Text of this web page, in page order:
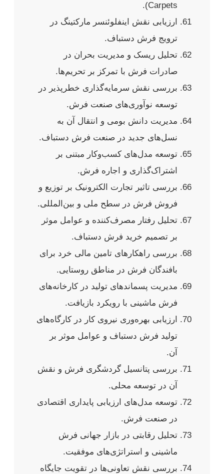
Carpets).
ارزیابی نقش اینفلوئنسر مارکتینگ در
ترویج فرش دستباف.
تحلیل ریسک و مدیریت بحران در
صادرات فرش با تمرکز بر تحریم‌ها.
بررسی نقش سرمایه‌گذاری خطرپذیر در
توسعه نوآوری‌های صنعت فرش.
مدیریت دانش بومی و انتقال آن به
نسل‌های جدید در صنعت فرش دستباف.
توسعه مدل‌های کسب‌وکار مبتنی بر
اشتراک‌گذاری و اجاره فرش.
بررسی تاثیر تجارت الکترونیک بر توزیع و
فروش فرش در سطح ملی و بین‌المللی.
تحلیل رفتار مصرف‌کننده و عوامل موثر
بر تصمیم خرید فرش دستباف.
بررسی راهکارهای تامین مالی خرد برای
بافندگان فرش در مناطق روستایی.
مدیریت پسماندهای تولید در کارخانه‌های
فرش ماشینی با رویکرد بازیافت.
ارزیابی بهره‌وری نیروی کار در کارگاه‌های
تولید فرش دستباف و عوامل موثر بر
آن.
بررسی پتانسیل گردشگری فرش و نقش
آن در توسعه محلی.
توسعه مدل‌های ارزیابی پایداری اقتصادی
در صنعت فرش.
تحلیل رقابتی در بازار جهانی فرش
ماشینی و استراتژی‌های موفقیت.
بررسی نقش تعاونی‌ها در تقویت جایگاه